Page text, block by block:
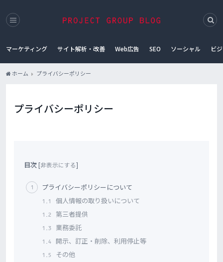
マーケティング サイト解析・改善 Web広告 SEO ソーシャル ビ
ホーム プライバシーポリシー
プライバシーポリシー
目次 [非表示にする]
1 プライバシーポリシーについて
1.1 個人情報の取り扱いについて
1.2 第三者提供
1.3 業務委託
1.4 開示、訂正・削除、利用停止等
1.5 その他